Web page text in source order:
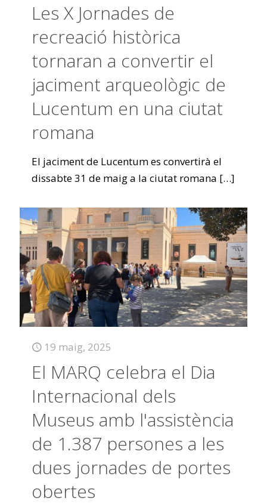
Les X Jornades de
recreació històrica
tornaran a convertir el
jaciment arqueològic de
Lucentum en una ciutat
romana
El jaciment de Lucentum es convertirà el
dissabte 31 de maig a la ciutat romana […]
19 maig, 2025
El MARQ celebra el Dia
Internacional dels
Museus amb l'assistència
de 1.387 persones a les
dues jornades de portes
obertes